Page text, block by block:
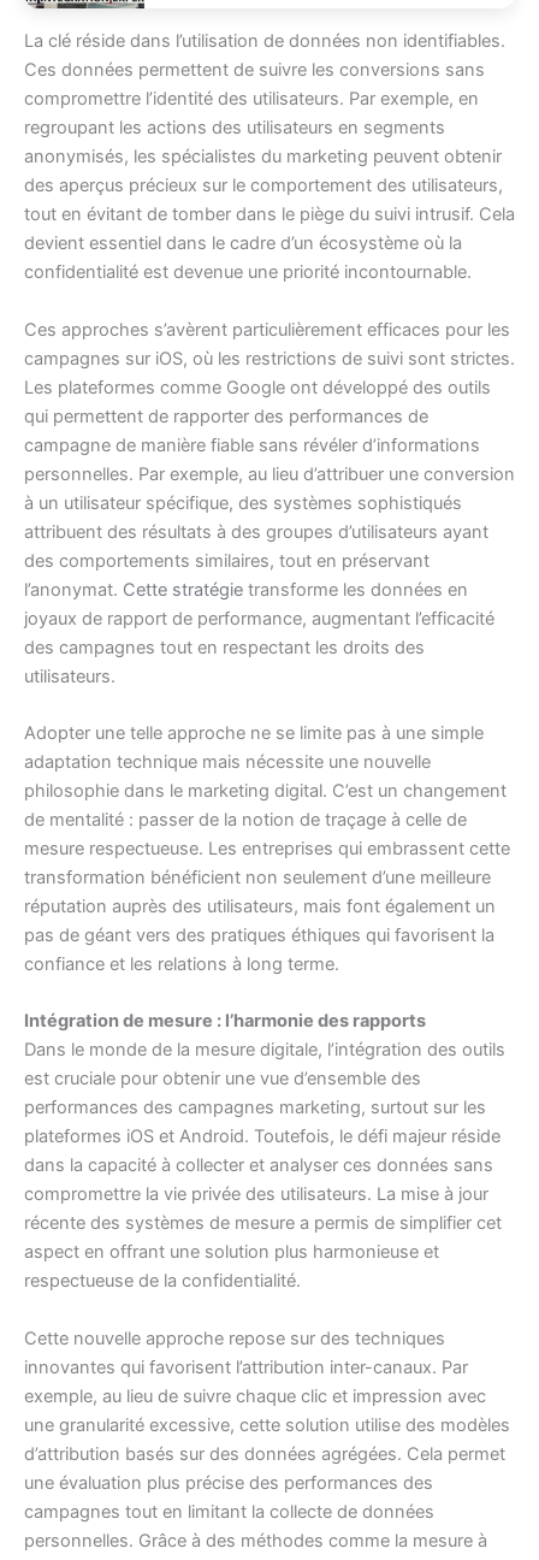
La clé réside dans l’utilisation de données non identifiables.
Ces données permettent de suivre les conversions sans
compromettre l’identité des utilisateurs. Par exemple, en
regroupant les actions des utilisateurs en segments
anonymisés, les spécialistes du marketing peuvent obtenir
des aperçus précieux sur le comportement des utilisateurs,
tout en évitant de tomber dans le piège du suivi intrusif. Cela
devient essentiel dans le cadre d’un écosystème où la
confidentialité est devenue une priorité incontournable.
Ces approches s’avèrent particulièrement efficaces pour les
campagnes sur iOS, où les restrictions de suivi sont strictes.
Les plateformes comme Google ont développé des outils
qui permettent de rapporter des performances de
campagne de manière fiable sans révéler d’informations
personnelles. Par exemple, au lieu d’attribuer une conversion
à un utilisateur spécifique, des systèmes sophistiqués
attribuent des résultats à des groupes d’utilisateurs ayant
des comportements similaires, tout en préservant
l’anonymat. Cette stratégie transforme les données en
joyaux de rapport de performance, augmentant l’efficacité
des campagnes tout en respectant les droits des
utilisateurs.
Adopter une telle approche ne se limite pas à une simple
adaptation technique mais nécessite une nouvelle
philosophie dans le marketing digital. C’est un changement
de mentalité : passer de la notion de traçage à celle de
mesure respectueuse. Les entreprises qui embrassent cette
transformation bénéficient non seulement d’une meilleure
réputation auprès des utilisateurs, mais font également un
pas de géant vers des pratiques éthiques qui favorisent la
confiance et les relations à long terme.
Intégration de mesure : l’harmonie des rapports
Dans le monde de la mesure digitale, l’intégration des outils
est cruciale pour obtenir une vue d’ensemble des
performances des campagnes marketing, surtout sur les
plateformes iOS et Android. Toutefois, le défi majeur réside
dans la capacité à collecter et analyser ces données sans
compromettre la vie privée des utilisateurs. La mise à jour
récente des systèmes de mesure a permis de simplifier cet
aspect en offrant une solution plus harmonieuse et
respectueuse de la confidentialité.
Cette nouvelle approche repose sur des techniques
innovantes qui favorisent l’attribution inter-canaux. Par
exemple, au lieu de suivre chaque clic et impression avec
une granularité excessive, cette solution utilise des modèles
d’attribution basés sur des données agrégées. Cela permet
une évaluation plus précise des performances des
campagnes tout en limitant la collecte de données
personnelles. Grâce à des méthodes comme la mesure à